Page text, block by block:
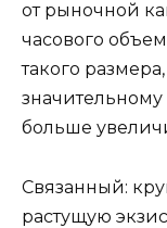
от рыночной
часового
такого
больше
Связанный:
растущую